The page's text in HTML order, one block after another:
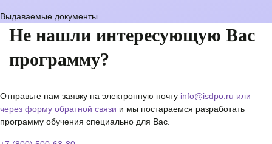
Выдаваемые документы
Не нашли интересующую Вас
программу?
Отправьте нам заявку на электронную почту info@isdpo.ru или
через форму обратной связи и мы постараемся разработать
программу обучения специально для Вас.